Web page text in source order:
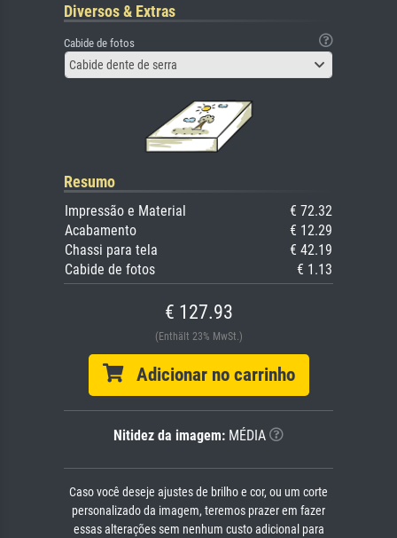
Diversos & Extras
Cabide de fotos
Cabide dente de serra
Resumo
Impressão e Material
€ 72.32
Acabamento
€ 12.29
Chassi para tela
€ 42.19
Cabide de fotos
€ 1.13
€ 127.93
(Enthält 23% MwSt.)
Adicionar no carrinho
Nitidez da imagem: MÉDIA
Caso você deseje ajustes de brilho e cor, ou um corte
personalizado da imagem, teremos prazer em fazer
essas alterações sem nenhum custo adicional para